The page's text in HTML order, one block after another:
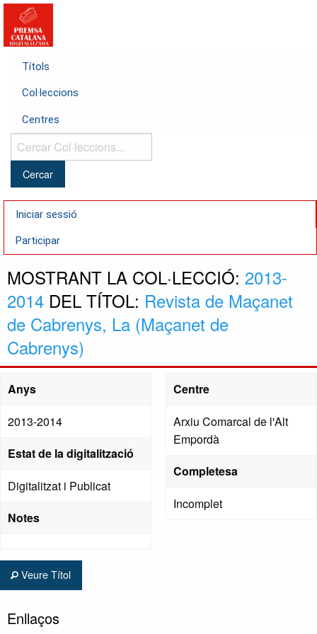
Títols
Col·leccions
Centres
Cercar
Col·leccions...
Iniciar sessió
Participar
MOSTRANT LA COL·LECCIÓ: 2013-
2014 DEL TÍTOL: Revista de Maçanet
de Cabrenys, La (Maçanet de
Cabrenys)
Anys
2013-2014
Estat de la digitalització
Digitalitzat i Publicat
Notes
Centre
Arxiu Comarcal de l'Alt
Empordà
Completesa
Incomplet
Veure Títol
Enllaços